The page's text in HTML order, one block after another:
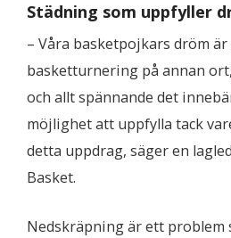
Städning som uppfyller
– Våra basketpojkars dröm
basketturnering på annan
och allt spännande det
möjlighet att uppfylla tack
detta uppdrag, säger en
Basket.
Nedskräpning är ett problem